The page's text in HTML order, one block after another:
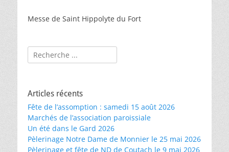
Messe de Saint Hippolyte du Fort
Rechercher :
Articles récents
Fête de l’assomption : samedi 15 août 2026
Marchés de l’association paroissiale
Un été dans le Gard 2026
Pèlerinage Notre Dame de Monnier le 25 mai 2026
Pèlerinage et fête de ND de Coutach le 9 mai 2026